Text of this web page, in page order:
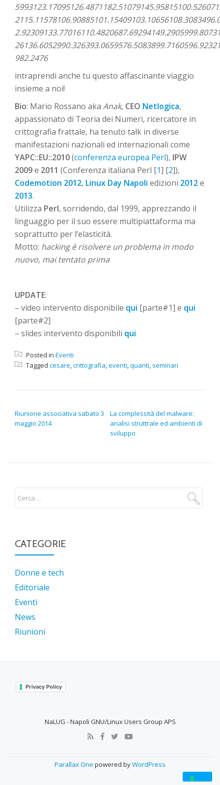
982.2476
intraprendi anche tu questo affascinante viaggio
insieme a noi!
Bio: Mario Rossano aka Anak, CEO Netlogica,
appassionato di Teoria dei Numeri, ricercatore in
crittografia frattale, ha tenuto talk in diverse
manifestazioni nazionali ed internazionali come
YAPC::EU::2010(conferenza europea Perl), IPW
2009e 2011 (Conferenza italiana Perl [1] [2]),
Codemotion 2012, Linux Day Napoli edizioni 2012e
2013.
Utilizza Perl, sorridendo, dal 1999, apprezzando il
linguaggio per il suo essere multipiattaforma ma
soprattutto per l’elasticità.
Motto: hacking è risolvere un problema in modo
nuovo, mai tentato prima
UPDATE:
– video intervento disponibile qui [parte#1] e qui
[parte#2]
– slides intervento disponibili qui
Posted in Eventi
Tagged cesare,crittografia,eventi,quanti, seminari
Riunione associativa sabato 3
maggio 2014
La complessità del malware:
analisi struttrale ed ambienti di
sviluppo
CATEGORIE
Donne e tech
Editoriale
Eventi
News
Riunioni
Privacy Policy
NaLUG - Napoli GNU/Linux Users Group APS
Parallax One powered byWordPress